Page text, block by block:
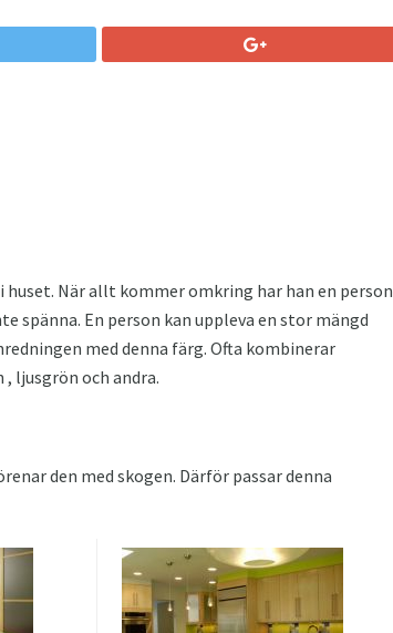
När allt kommer omkring har han en person
spänna. En person kan uppleva en stor mängd
med denna färg. Ofta kombinerar
ljusgrön och andra.
den med skogen. Därför passar denna